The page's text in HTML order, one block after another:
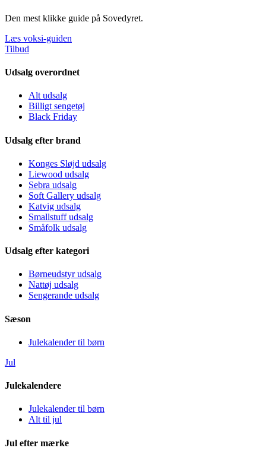
Den mest klikke guide på Sovedyret.
Læs voksi-guiden
Tilbud
Udsalg overordnet
Alt udsalg
Billigt sengetøj
Black Friday
Udsalg efter brand
Konges Sløjd udsalg
Liewood udsalg
Sebra udsalg
Soft Gallery udsalg
Katvig udsalg
Smallstuff udsalg
Småfolk udsalg
Udsalg efter kategori
Børneudstyr udsalg
Nattøj udsalg
Sengerande udsalg
Sæson
Julekalender til børn
Jul
Julekalendere
Julekalender til børn
Alt til jul
Jul efter mærke